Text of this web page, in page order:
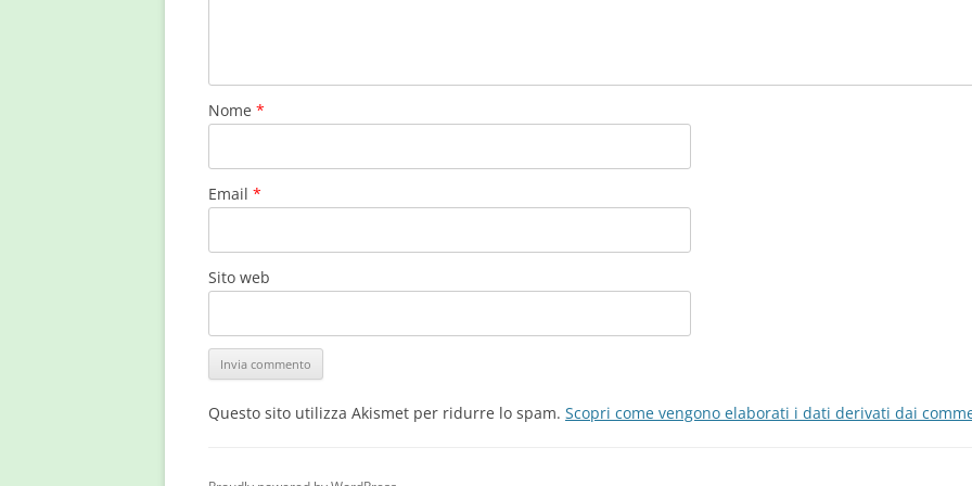
Nome *
Email *
Sito web
Questo sito utilizza Akismet per ridurre lo spam. Scopri come vengono elaborati i dati derivati dai